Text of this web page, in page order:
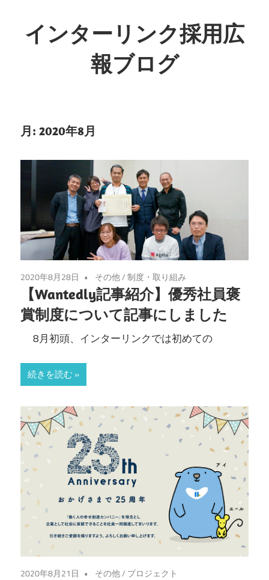
インターリンク採用広
報ブログ
月: 2020年8月
2020年8月28日 その他/制度・取り組み
【Wantedly記事紹介】優秀社員褒
賞制度について記事にしました
8月初頭、インターリンクでは初めての
続きを読む
2020年8月21日 その他/ プロジェクト